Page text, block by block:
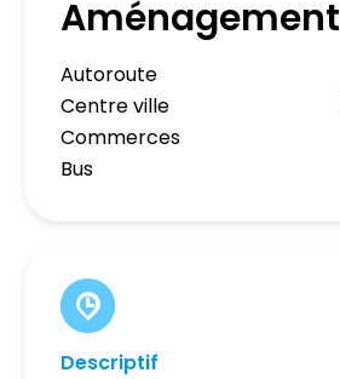
Aménagement
Autoroute
Centre ville
Commerces
Bus
Descriptif